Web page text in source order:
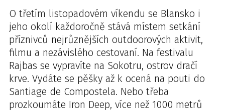
O třetím listopadovém víkendu se Blansko i
jeho okolí každoročně stává místem setkání
příznivců nejrůznějších outdoorových aktivit,
filmu a nezávislého cestovaní. Na festivalu
Rajbas se vypravíte na Sokotru, ostrov dračí
krve. Vydáte se pěšky až k ocená na pouti do
Santiage de Compostela. Nebo třeba
prozkoumáte Iron Deep, více než 1000 metrů